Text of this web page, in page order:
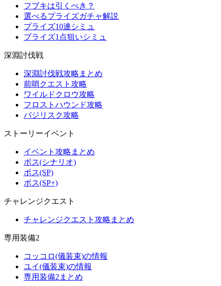
フブキは引くべき？
選べるプライズガチャ解説
プライズ10連シミュ
プライズ1点狙いシミュ
深淵討伐戦
深淵討伐戦攻略まとめ
前哨クエスト攻略
ワイルドクロウ攻略
フロストハウンド攻略
バジリスク攻略
ストーリーイベント
イベント攻略まとめ
ボス(シナリオ)
ボス(SP)
ボス(SP+)
チャレンジクエスト
チャレンジクエスト攻略まとめ
専用装備2
コッコロ(儀装束)の情報
ユイ(儀装束)の情報
専用装備2まとめ